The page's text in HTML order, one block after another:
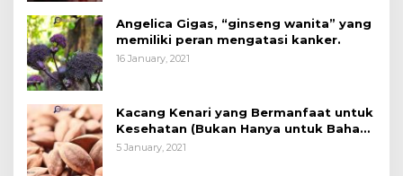
Angelica Gigas, “ginseng wanita” yang
memiliki peran mengatasi kanker.
16 January, 2021
Kacang Kenari yang Bermanfaat untuk
Kesehatan (Bukan Hanya untuk Bahan
Kue)
5 January, 2021